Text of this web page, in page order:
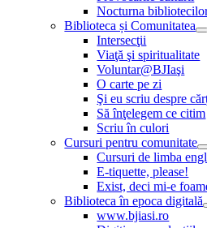
Nocturna
Biblioteca și Comunitatea
Intersecţii
Viaţă şi spiritualitate
Voluntar@BJIaşi
O carte pe zi
Şi eu scriu despre
Să înţelegem ce citim
Scriu în culori
Cursuri pentru comunitate
Cursuri de limba
E-tiquette, please!
Exist, deci mi-e
Biblioteca în epoca digitală
www.bjiasi.ro